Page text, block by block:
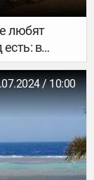
любят
в
а про
Конечно,
тоже
Вам
/ 10:00